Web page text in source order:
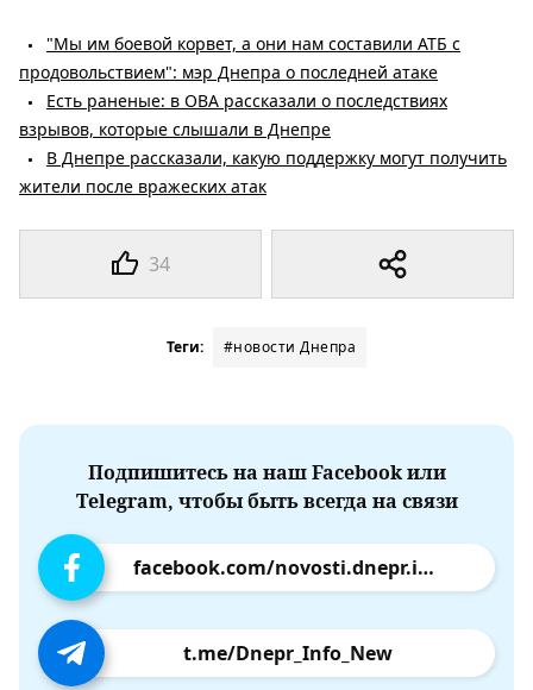
34
"Мы им боевой корвет, а они нам составили АТБ с
продовольствием": мэр Днепра о последней атаке
Есть раненые: в ОВА рассказали о последствиях
взрывов, которые слышали в Днепре
В Днепре рассказали, какую поддержку могут получить
жители после вражеских атак
Теги: #новости Днепра
Подпишитесь на наш Facebook или
Telegram, чтобы быть всегда на связи
facebook.com/novosti.dnepr.info
t.me/Dnepr_Info_New